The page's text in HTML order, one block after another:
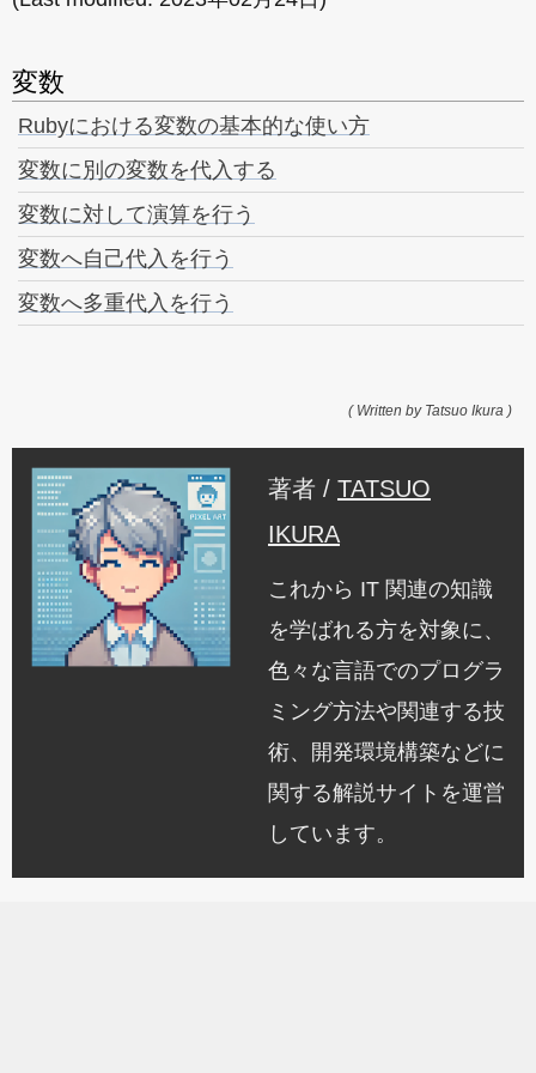
変数
Rubyにおける変数の基本的な使い方
変数に別の変数を代入する
変数に対して演算を行う
変数へ自己代入を行う
変数へ多重代入を行う
( Written by Tatsuo Ikura )
著者 / TATSUO
IKURA
これから IT 関連の知識
を学ばれる方を対象に、
色々な言語でのプログラ
ミング方法や関連する技
術、開発環境構築などに
関する解説サイトを運営
しています。